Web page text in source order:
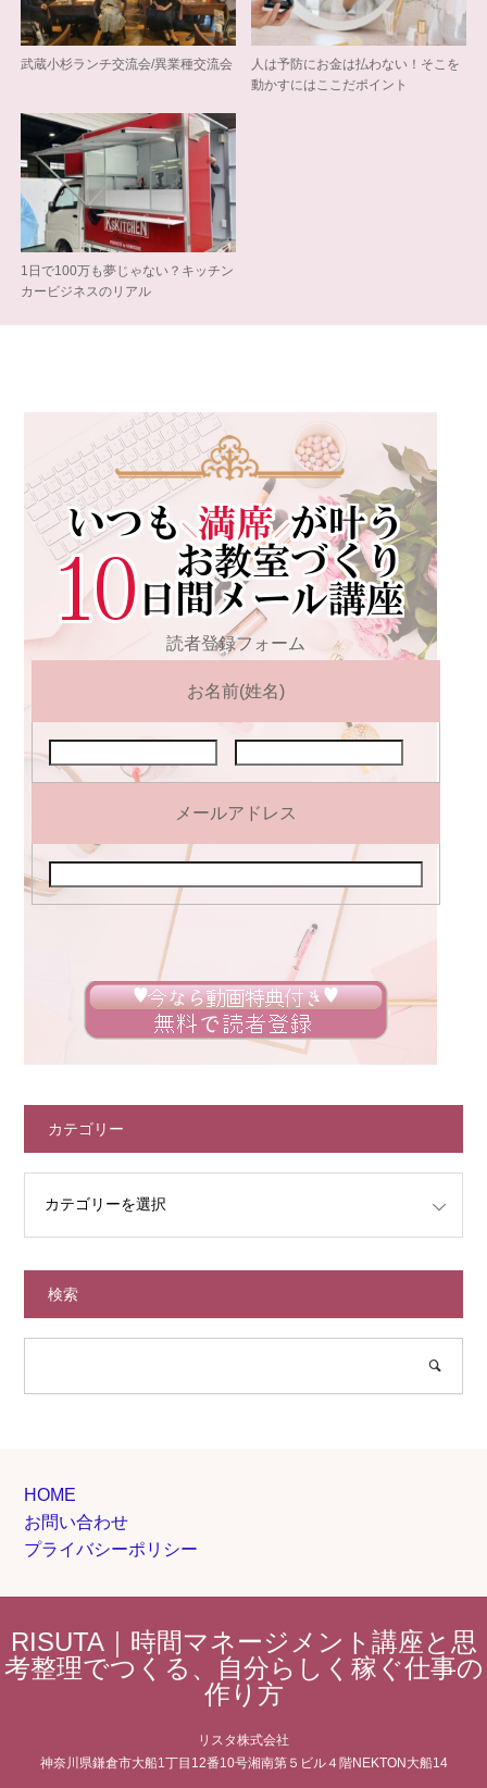
武蔵小杉ランチ交流会/異業種交流会
人は予防にお金は払わない！そこを
動かすにはここだポイント
1日で100万も夢じゃない？キッチン
カービジネスのリアル
読者登録フォーム
お名前(姓名)
メールアドレス
カテゴリー
検索
HOME
お問い合わせ
プライバシーポリシー
RISUTA｜時間マネージメント講座と思
考整理でつくる、自分らしく稼ぐ仕事の
作り方
リスタ株式会社
神奈川県鎌倉市大船1丁目12番10号湘南第５ビル４階NEKTON大船14